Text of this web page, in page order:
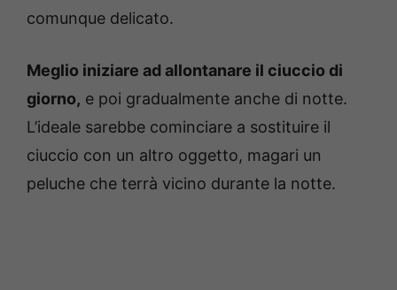
comunque delicato.
Meglio iniziare ad allontanare il ciuccio di
giorno, e poi gradualmente anche di notte.
L’ideale sarebbe cominciare a sostituire il
ciuccio con un altro oggetto, magari un
peluche che terrà vicino durante la notte.